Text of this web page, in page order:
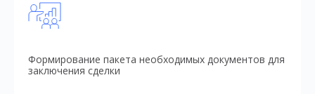
Формирование пакета необходимых документов для
заключения сделки